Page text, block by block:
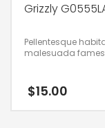
Grizzly
Pellentesque
malesuada
$15.00